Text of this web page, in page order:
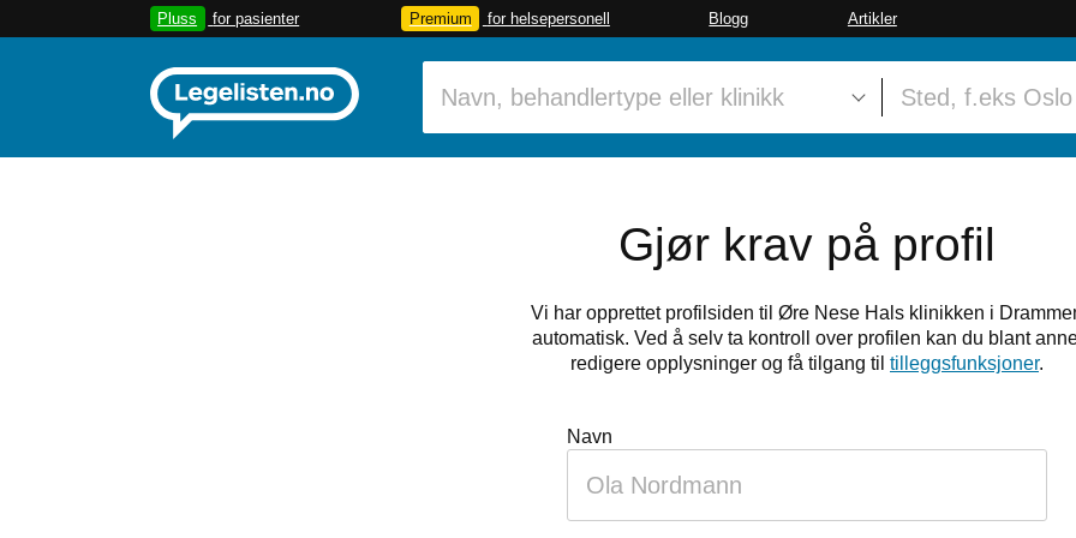
Pluss for pasienter Premium for helsepersonell Blogg Artikler
Gjør krav på profil
Vi har opprettet profilsiden til Øre Nese Hals klinikken i
automatisk. Ved å selv ta kontroll over profilen kan du blant
redigere opplysninger og få tilgang til tilleggsfunksjoner.
Hvis
Navn